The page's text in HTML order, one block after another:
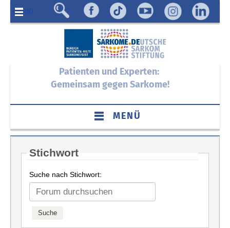
Menü
Patienten und Experten:
Gemeinsam gegen Sarkome!
MENÜ
Stichwort
Suche nach Stichwort: